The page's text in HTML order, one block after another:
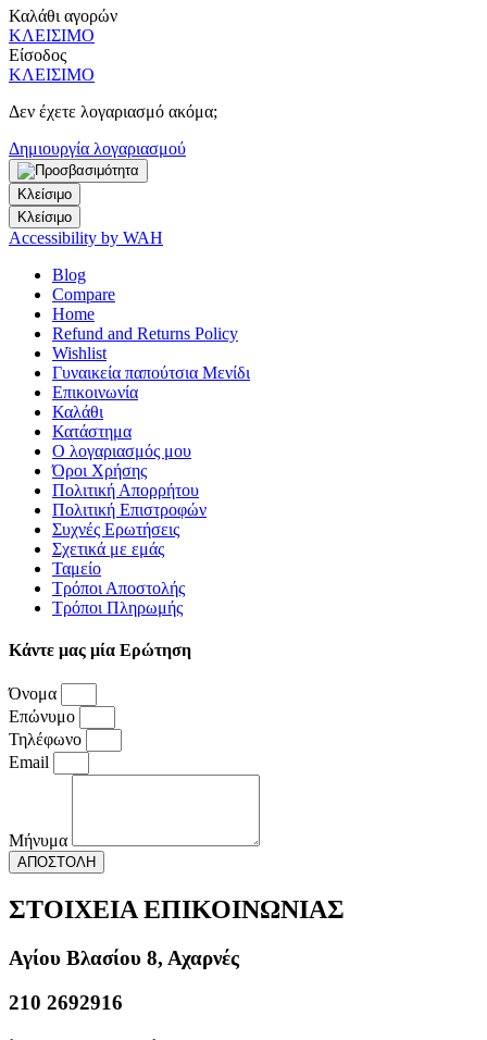
Καλάθι αγορών
ΚΛΕΙΣΙΜΟ
Είσοδος
ΚΛΕΙΣΙΜΟ
Δεν έχετε λογαριασμό ακόμα;
Δημιουργία λογαριασμού
Κλείσιμο
Κλείσιμο
Accessibility by WAH
Blog
Compare
Home
Refund and Returns Policy
Wishlist
Γυναικεία παπούτσια Μενίδι
Επικοινωνία
Καλάθι
Κατάστημα
Ο λογαριασμός μου
Όροι Χρήσης
Πολιτική Απορρήτου
Πολιτική Επιστροφών
Συχνές Ερωτήσεις
Σχετικά με εμάς
Ταμείο
Τρόποι Αποστολής
Τρόποι Πληρωμής
Κάντε μας μία Ερώτηση
Όνομα
Επώνυμο
Τηλέφωνο
Email
Μήνυμα
ΑΠΟΣΤΟΛΗ
ΣΤΟΙΧΕΙΑ ΕΠΙΚΟΙΝΩΝΙΑΣ
Αγίου Βλασίου 8, Αχαρνές
210 2692916